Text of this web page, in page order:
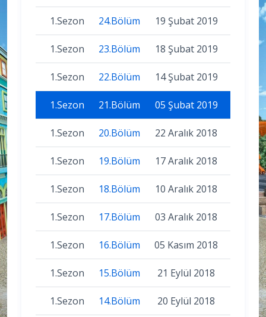
1.Sezon 24.Bölüm 19 Şubat 2019
1.Sezon 23.Bölüm 18 Şubat 2019
1.Sezon 22.Bölüm 14 Şubat 2019
1.Sezon 21.Bölüm 05 Şubat 2019
1.Sezon 20.Bölüm 22 Aralık 2018
1.Sezon 19.Bölüm 17 Aralık 2018
1.Sezon 18.Bölüm 10 Aralık 2018
1.Sezon 17.Bölüm 03 Aralık 2018
1.Sezon 16.Bölüm 05 Kasım 2018
1.Sezon 15.Bölüm 21 Eylül 2018
1.Sezon 14.Bölüm 20 Eylül 2018